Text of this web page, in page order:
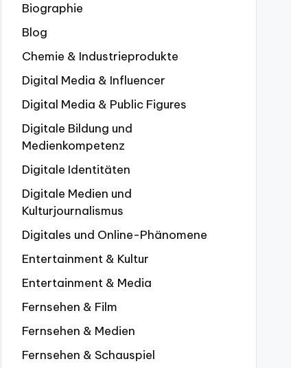
Biographie
Blog
Chemie & Industrieprodukte
Digital Media & Influencer
Digital Media & Public Figures
Digitale Bildung und
Medienkompetenz
Digitale Identitäten
Digitale Medien und
Kulturjournalismus
Digitales und Online-Phänomene
Entertainment & Kultur
Entertainment & Media
Fernsehen & Film
Fernsehen & Medien
Fernsehen & Schauspiel